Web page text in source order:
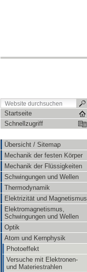
Startseite
Schnellzugriff
Übersicht / Sitemap
Mechanik der festen Körper
Mechanik der Flüssigkeiten
Schwingungen und Wellen
Thermodynamik
Elektrizität und Magnetismus
Elektromagnetismus,
Schwingungen und Wellen
Optik
Atom und Kernphysik
Photoeffekt
Versuche mit Elektronen-
und Materiestrahlen